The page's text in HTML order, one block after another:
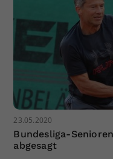
23.05.2020
Bundesliga-
abgesagt